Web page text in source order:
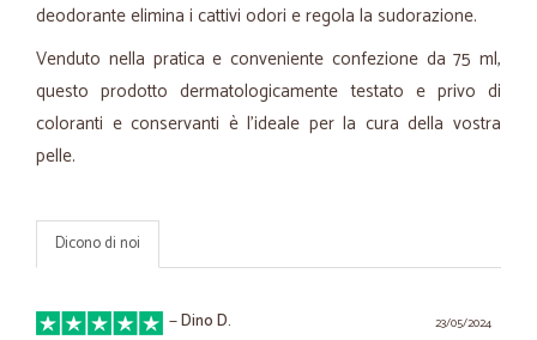
deodorante elimina i cattivi odori e regola la sudorazione.
Venduto nella pratica e conveniente confezione da 75 ml,
questo prodotto dermatologicamente testato e privo di
coloranti e conservanti è l'ideale per la cura della vostra
pelle.
Dicono di noi
23/05/2024
—Dino D.